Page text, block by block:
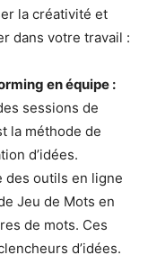
la créativité et
dans votre travail :
en équipe :
sessions de
la méthode de
d’idées.
des outils en ligne
Jeu de Mots en
de mots. Ces
d’idées.